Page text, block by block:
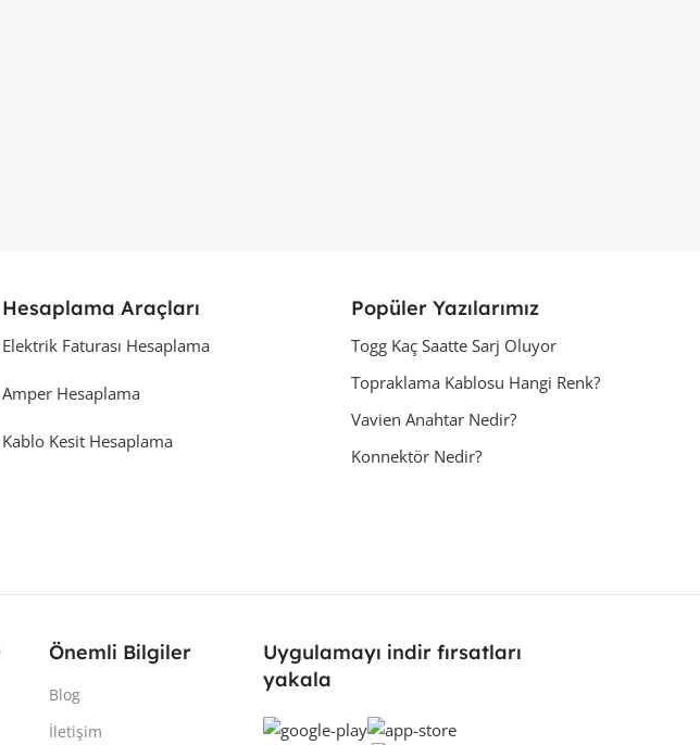
Hesaplama Araçları
Elektrik Faturası Hesaplama
Amper Hesaplama
Kablo Kesit Hesaplama
Popüler Yazılarımız
Togg Kaç Saatte Sarj Oluyor
Topraklama Kablosu Hangi Renk?
Vavien Anahtar Nedir?
Konnektör Nedir?
Önemli Bilgiler
Blog
İletişim
Uygulamayı indir fırsatları
yakala